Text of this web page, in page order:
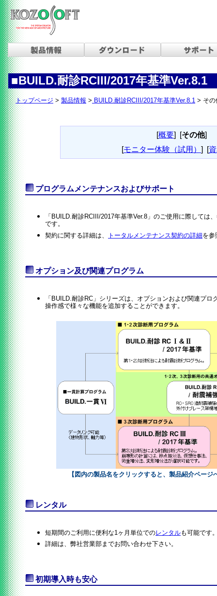
■BUILD.耐診RCIII/2017年基準Ver.8.1
トップページ > 製品情報 > BUILD.耐診RCIII/2017年基準Ver.8.1 > その
[概要] [その他]
[モニター体験（試用） ] [
プログラムメンテナンスおよびサポート
「BUILD.耐診RCIII/2017年基準Ver.8」のご使用に際しては
です。
契約に関する詳細は、 トータルメンテナンス契約の詳細を参
オプション及び関連プログラム
「BUILD.耐診RC」シリーズは、オプションおよび関連プ
操作感で様々な機能を追加することができます。
【図内の製品名をクリックすると、製品紹介ペー
レンタル
短期間のご利用に便利な1ヶ月単位でのレンタルも可能です
詳細は、弊社営業部までお問い合わせ下さい。
初期導入時も安心